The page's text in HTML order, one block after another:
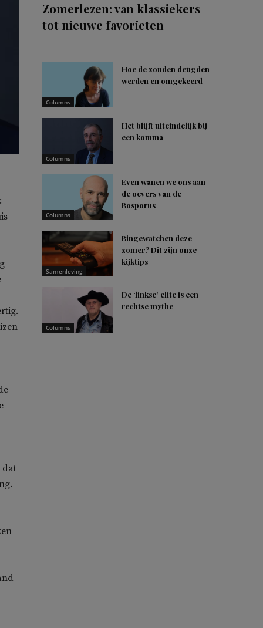
dat
Zomerlezen: van klassiekers
tot nieuwe favorieten
Columns
Hoe de zonden deugden
werden en omgekeerd
Columns
Het blijft uiteindelijk bij
een komma
Columns
Even wanen we ons aan
de oevers van de
Bosporus
Samenleving
Bingewatchen deze
zomer? Dit zijn onze
kijktips
Columns
De ‘linkse’ elite is een
rechtse mythe